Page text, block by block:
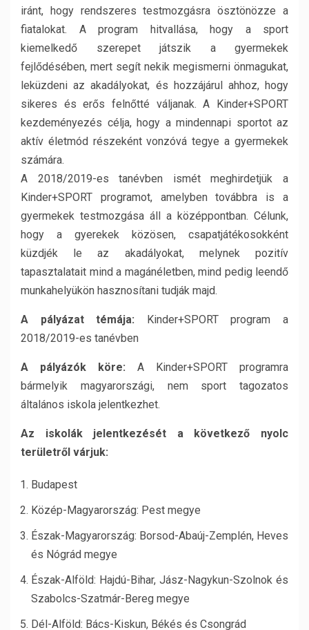
iránt, hogy rendszeres testmozgásra ösztönözze a
fiatalokat. A program hitvallása, hogy a sport
kiemelkedő szerepet játszik a gyermekek
fejlődésében, mert segít nekik megismerni önmagukat,
leküzdeni az akadályokat, és hozzájárul ahhoz, hogy
sikeres és erős felnőtté váljanak. A Kinder+SPORT
kezdeményezés célja, hogy a mindennapi sportot az
aktív életmód részeként vonzóvá tegye a gyermekek
számára.
A 2018/2019-es tanévben ismét meghirdetjük a
Kinder+SPORT programot, amelyben továbbra is a
gyermekek testmozgása áll a középpontban. Célunk,
hogy a gyerekek közösen, csapatjátékosokként
küzdjék le az akadályokat, melynek pozitív
tapasztalatait mind a magánéletben, mind pedig leendő
munkahelyükön hasznosítani tudják majd.
A pályázat témája:
Kinder+SPORT program a
2018/2019-es tanévben
A pályázók köre: A Kinder+SPORT programra
bármelyik magyarországi, nem sport tagozatos
általános iskola jelentkezhet.
Az iskolák jelentkezését a következő nyolc
területről várjuk:
Budapest
Közép-Magyarország: Pest megye
Észak-Magyarország: Borsod-Abaúj-Zemplén, Heves
és Nógrád megye
Észak-Alföld: Hajdú-Bihar, Jász-Nagykun-Szolnok és
Szabolcs-Szatmár-Bereg megye
Dél-Alföld: Bács-Kiskun, Békés és Csongrád